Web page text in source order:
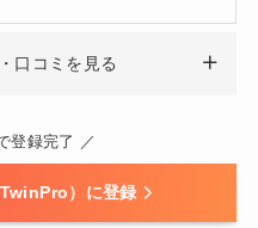
口コミを見る
登録完了 ／
TwinPro）に登録